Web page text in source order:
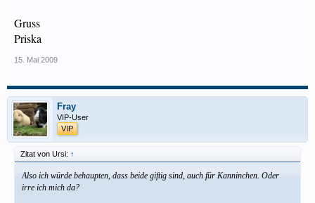
Gruss
Priska
15. Mai 2009
Fray
VIP-User
VIP
Zitat von Ursi: ↑
Also ich würde behaupten, dass beide giftig sind, auch für Kanninchen. Oder
irre ich mich da?